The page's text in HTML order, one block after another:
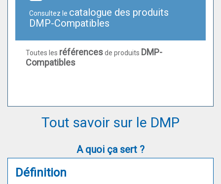
Consultez le catalogue des produits
DMP-Compatibles
Toutes les référencesde produits DMP-
Compatibles
Tout savoir sur le DMP
A quoi ça sert ?
Définition